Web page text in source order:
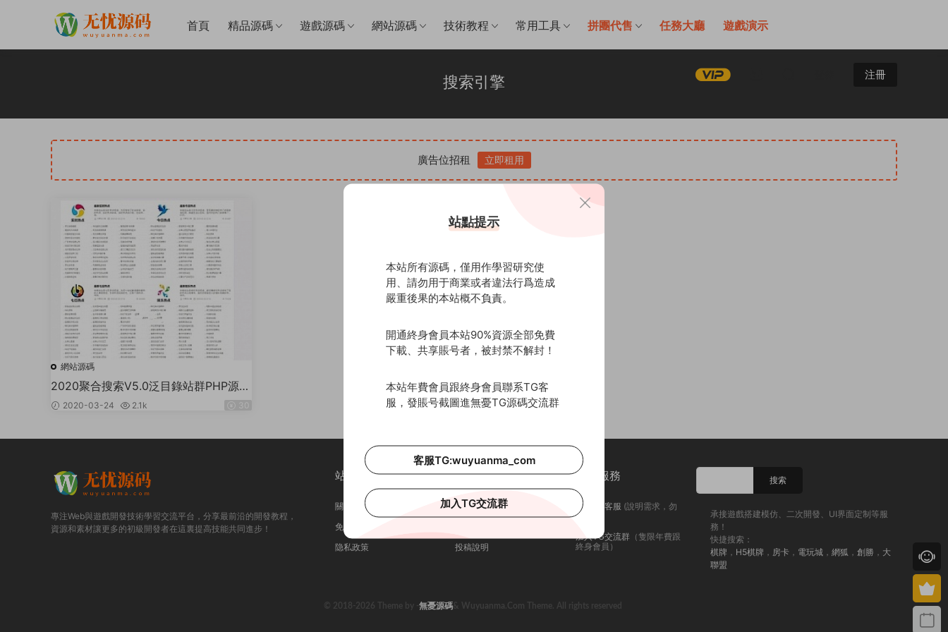
首頁 精品源碼 遊戲源碼 網站源碼 技術教程 常用工具 拼團代售 任務大廳 遊戲演示
注冊
搜索引擎
廣告位招租 立即租用
網站源碼
2020聚合搜索V5.0泛目錄站群PHP源碼
帶視頻安裝教程
2020-03-24 2.1k 30
專注Web與遊戲開發技術學習交流平台，分享最前沿的開發教程，
資源和素材讓更多的初級開發者在這裏提高技能共同進步！
站點簡介
關于我們
免責申明
隐私政策
站點導航
會員介紹
投稿說明
站點服務
聯系TG客服 (說明需求，勿
問在否)
加入TG交流群 （隻限年費跟
終身會員）
承接遊戲搭建模仿、二次開發、UI界面定制等服
務！
快捷搜索：
棋牌， H5棋牌， 房卡， 電玩城， 網狐 ， 創勝 ， 大
聯盟
© 2018-2026 Theme by -無憂源碼& Wuyuanma.Com Theme. All rights reserved
站點提示
本站所有源碼，僅用作學習研究使
用、請勿用于商業或者違法行爲造成
嚴重後果的本站概不負責。
開通終身會員本站90%資源全部免費
下載、共享賬号者，被封禁不解封！
本站年費會員跟終身會員聯系TG客
服，發賬号截圖進無憂TG源碼交流群
客服TG:wuyuanma_com
加入TG交流群